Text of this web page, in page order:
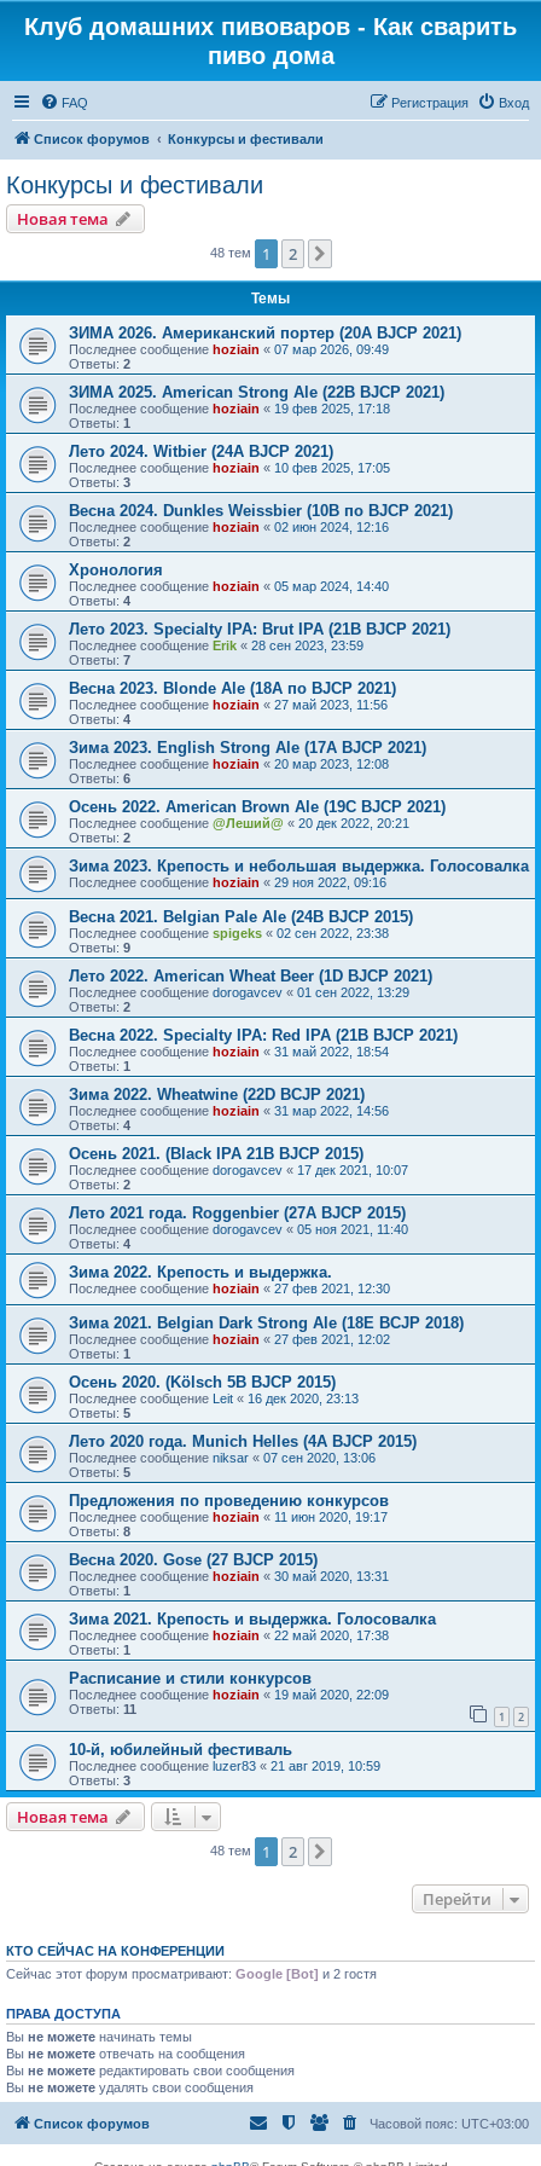
Клуб домашних пивоваров - Как cварить
пиво дома
FAQ Вход
Регистрация
Список форумов Конкурсы и фестивали
Конкурсы и фестивали
Новая тема
48 тем 1 2
Темы
ЗИМА 2026. Американский портер (20A BJCP 2021)
Последнее сообщение hoziain « 07 мар 2026, 09:49
Ответы: 2
ЗИМА 2025. American Strong Ale (22B BJCP 2021)
Последнее сообщение hoziain « 19 фев 2025, 17:18
Ответы: 1
Лето 2024. Witbier (24A BJCP 2021)
Последнее сообщение hoziain « 10 фев 2025, 17:05
Ответы: 3
Весна 2024. Dunkles Weissbier (10B по BJCP 2021)
Последнее сообщение hoziain « 02 июн 2024, 12:16
Ответы: 2
Хронология
Последнее сообщение hoziain « 05 мар 2024, 14:40
Ответы: 4
Лето 2023. Specialty IPA: Brut IPA (21B BJCP 2021)
Последнее сообщение Erik « 28 сен 2023, 23:59
Ответы: 7
Весна 2023. Blonde Ale (18A по BJCP 2021)
Последнее сообщение hoziain « 27 май 2023, 11:56
Ответы: 4
Зима 2023. English Strong Ale (17A BJCP 2021)
Последнее сообщение hoziain « 20 мар 2023, 12:08
Ответы: 6
Осень 2022. American Brown Ale (19С BJCP 2021)
Последнее сообщение @Леший@ « 20 дек 2022, 20:21
Ответы: 2
Зима 2023. Крепость и небольшая выдержка. Голосовалка
Последнее сообщение hoziain « 29 ноя 2022, 09:16
Весна 2021. Belgian Pale Ale (24B BJCP 2015)
Последнее сообщение spigeks « 02 сен 2022, 23:38
Ответы: 9
Лето 2022. American Wheat Beer (1D BJCP 2021)
Последнее сообщение dorogavcev « 01 сен 2022, 13:29
Ответы: 2
Весна 2022. Specialty IPA: Red IPA (21B BJCP 2021)
Последнее сообщение hoziain « 31 май 2022, 18:54
Ответы: 1
Зима 2022. Wheatwine (22D BCJP 2021)
Последнее сообщение hoziain « 31 мар 2022, 14:56
Ответы: 4
Осень 2021. (Black IPA 21B BJCP 2015)
Последнее сообщение dorogavcev « 17 дек 2021, 10:07
Ответы: 2
Лето 2021 года. Roggenbier (27A BJCP 2015)
Последнее сообщение dorogavcev « 05 ноя 2021, 11:40
Ответы: 4
Зима 2022. Крепость и выдержка.
Последнее сообщение hoziain « 27 фев 2021, 12:30
Зима 2021. Belgian Dark Strong Ale (18E BCJP 2018)
Последнее сообщение hoziain « 27 фев 2021, 12:02
Ответы: 1
Осень 2020. (Kölsch 5B BJCP 2015)
Последнее сообщение Leit « 16 дек 2020, 23:13
Ответы: 5
Лето 2020 года. Munich Helles (4A BJCP 2015)
Последнее сообщение niksar « 07 сен 2020, 13:06
Ответы: 5
Предложения по проведению конкурсов
Последнее сообщение hoziain « 11 июн 2020, 19:17
Ответы: 8
Весна 2020. Gose (27 BJCP 2015)
Последнее сообщение hoziain « 30 май 2020, 13:31
Ответы: 1
Зима 2021. Крепость и выдержка. Голосовалка
Последнее сообщение hoziain « 22 май 2020, 17:38
Ответы: 1
Расписание и стили конкурсов
Последнее сообщение hoziain « 19 май 2020, 22:09
Ответы: 11 1 2
10-й, юбилейный фестиваль
Последнее сообщение luzer83 « 21 авг 2019, 10:59
Ответы: 3
Новая тема
48 тем 1 2
Перейти
КТО СЕЙЧАС НА КОНФЕРЕНЦИИ
Сейчас этот форум просматривают: Google [Bot] и 2 гостя
ПРАВА ДОСТУПА
Вы не можете начинать темы
Вы не можете отвечать на сообщения
Вы не можете редактировать свои сообщения
Вы не можете удалять свои сообщения
Список форумов Часовой пояс: UTC+03:00